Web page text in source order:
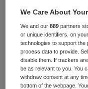
Instelling/tehuis
PLAATSINGSDATUM
12 november 2025
ERVARING
We Care About
We and our889 partners
or unique identifiers, on
technologies to support
process data to provide.
disable them. If trackers
be as relevant to you. You
withdraw consent at any
bottom of the webpage.